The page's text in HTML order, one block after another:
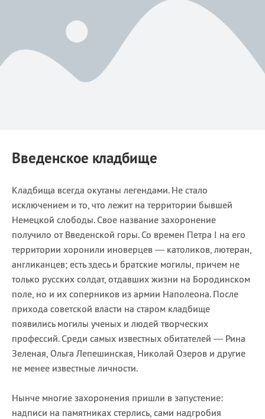
Введенское кладбище
Кладбища всегда окутаны легендами. Не стало
исключением и то, что лежит на территории бывшей
Немецкой слободы. Свое название захоронение
получило от Введенской горы. Со времен Петра I на его
территории хоронили иноверцев — католиков, лютеран,
англиканцев; есть здесь и братские могилы, причем не
только русских солдат, отдавших жизни на Бородинском
поле, но и их соперников из армии Наполеона. После
прихода советской власти на старом кладбище
появились могилы ученых и людей творческих
профессий. Среди самых известных обитателей — Рина
Зеленая, Ольга Лепешинская, Николай Озеров и другие
не менее известные личности.
Нынче многие захоронения пришли в запустение:
надписи на памятниках стерлись, сами надгробия